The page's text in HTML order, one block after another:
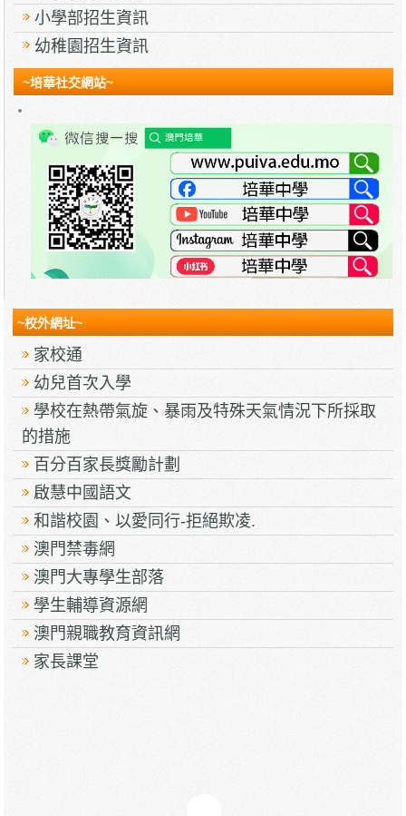
小學部招生資訊
幼稚園招生資訊
~培華社交網站~
~校外網址~
家校通
幼兒首次入學
學校在熱帶氣旋、暴雨及特殊天氣情況下所採取
的措施
百分百家長獎勵計劃
啟慧中國語文
和諧校園、以愛同行-拒絕欺凌.
澳門禁毒網
澳門大專學生部落
學生輔導資源網
澳門親職教育資訊網
家長課堂